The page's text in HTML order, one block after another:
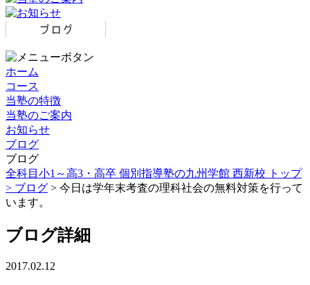
ホーム
コース
当塾の特徴
当塾のご案内
お知らせ
ブログ
ブログ
全科目小1～高3・高卒 個別指導塾の九州学館 西新校 トップ
> ブログ > 今日は学年末考査の理科社会の無料対策を行って
います。
ブログ詳細
2017.02.12